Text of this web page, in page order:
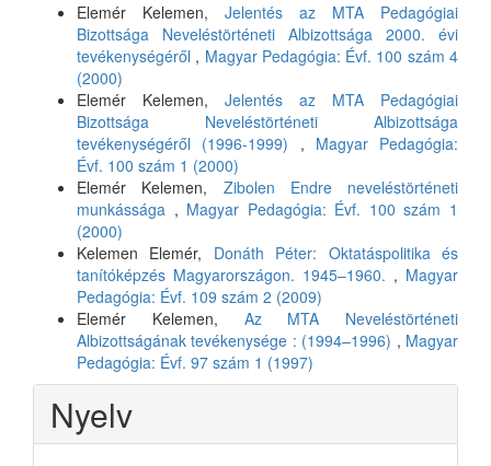
Elemér Kelemen, Jelentés az MTA Pedagógiai
Bizottsága Neveléstörténeti Albizottsága 2000. évi
tevékenységéről , Magyar Pedagógia: Évf. 100 szám 4
(2000)
Elemér Kelemen, Jelentés az MTA Pedagógiai
Bizottsága Neveléstörténeti Albizottsága
tevékenységéről (1996-1999) , Magyar Pedagógia:
Évf. 100 szám 1 (2000)
Elemér Kelemen, Zibolen Endre neveléstörténeti
munkássága , Magyar Pedagógia: Évf. 100 szám 1
(2000)
Kelemen Elemér, Donáth Péter: Oktatáspolitika és
tanítóképzés Magyarországon. 1945–1960. , Magyar
Pedagógia: Évf. 109 szám 2 (2009)
Elemér Kelemen, Az MTA Neveléstörténeti
Albizottságának tevékenysége : (1994–1996) , Magyar
Pedagógia: Évf. 97 szám 1 (1997)
Nyelv